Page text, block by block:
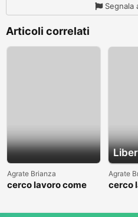
Segnala
Articoli correlati
Agrate Brianza
cerco lavoro come
Agrate
cerco